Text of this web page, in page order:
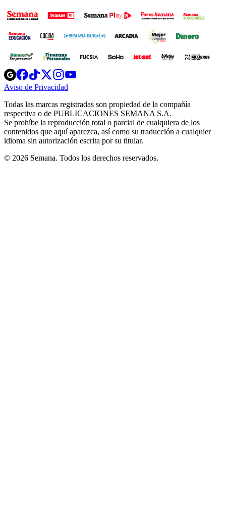
Opens
in
new
Opens
in
new
Opens
in
new
window
Opens
new
windowwindow
Aviso de Privacidad
new
window
Todas las marcas registradas son propiedad de la compañía
respectiva o de PUBLICACIONES SEMANA S.A.
Se prohíbe la reproducción total o parcial de cualquiera de los
contenidos que aquí aparezca, así como su traducción a cualquier
idioma sin autorización escrita por su titular.
© 2026 Semana. Todos los derechos reservados.